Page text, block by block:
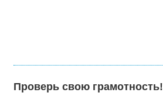
Проверь свою грамотность!